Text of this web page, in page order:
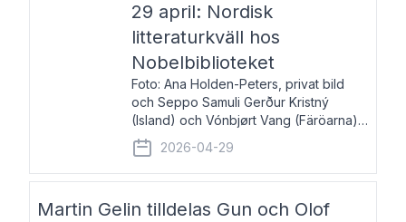
29 april: Nordisk
litteraturkväll hos
Nobelbiblioteket
Foto: Ana Holden-Peters, privat bild
och Seppo Samuli Gerður Kristný
(Island) och Vónbjørt Vang (Färöarna)
läser ur sina verk och samtalar med
John Swedenmark. De läser upp på
färöiska, isländska och svenska och
2026-04-29
Martin Gelin tilldelas Gun och Olof